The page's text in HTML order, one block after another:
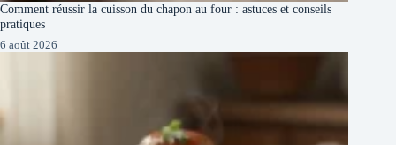
Comment réussir la cuisson du chapon au four : astuces et conseils
pratiques
6 août 2026